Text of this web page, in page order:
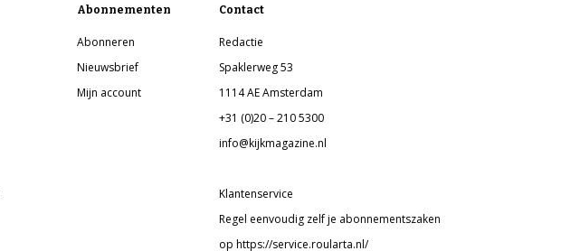
Abonnementen
Abonneren
Nieuwsbrief
Mijn account
Contact
Redactie
Spaklerweg 53
1114 AE Amsterdam
+31 (0)20 – 210 5300
info@kijkmagazine.nl
Klantenservice
Regel eenvoudig zelf je abonnementszaken
op https://service.roularta.nl/